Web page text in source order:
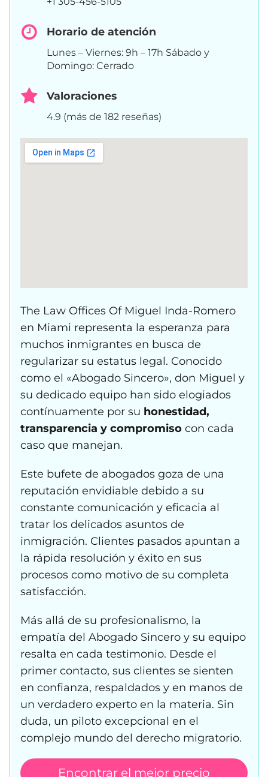
Horario de atención
Lunes – Viernes: 9h – 17h Sábado y
Domingo: Cerrado
Valoraciones
4.9 (más de 182 reseñas)
The Law Offices Of Miguel Inda-Romero
en Miami representa la esperanza para
muchos inmigrantes en busca de
regularizar su estatus legal. Conocido
como el «Abogado Sincero», don Miguel y
su dedicado equipo han sido elogiados
contínuamente por su honestidad,
transparencia y compromiso con cada
caso que manejan.
Este bufete de abogados goza de una
reputación envidiable debido a su
constante comunicación y eficacia al
tratar los delicados asuntos de
inmigración. Clientes pasados apuntan a
la rápida resolución y éxito en sus
procesos como motivo de su completa
satisfacción.
Más allá de su profesionalismo, la
empatía del Abogado Sincero y su equipo
resalta en cada testimonio. Desde el
primer contacto, sus clientes se sienten
en confianza, respaldados y en manos de
un verdadero experto en la materia. Sin
duda, un piloto excepcional en el
complejo mundo del derecho migratorio.
Encontrar el mejor precio